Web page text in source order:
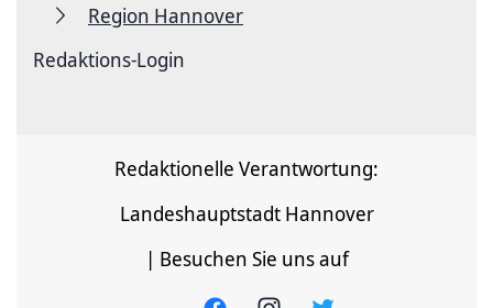
Region Hannover
Redaktions-Login
Redaktionelle Verantwortung:
Landeshauptstadt Hannover
| Besuchen Sie uns auf